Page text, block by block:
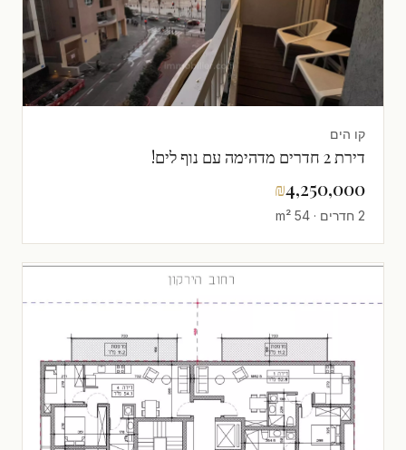
קו הים
דירת 2 חדרים מדהימה עם נוף לים!
₪4,250,000
2 חדרים · 54 m²